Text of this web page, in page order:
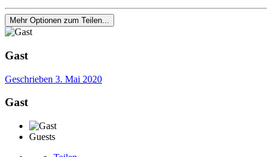
Mehr Optionen zum Teilen...
Gast
Geschrieben 3. Mai 2020
Gast
Guests